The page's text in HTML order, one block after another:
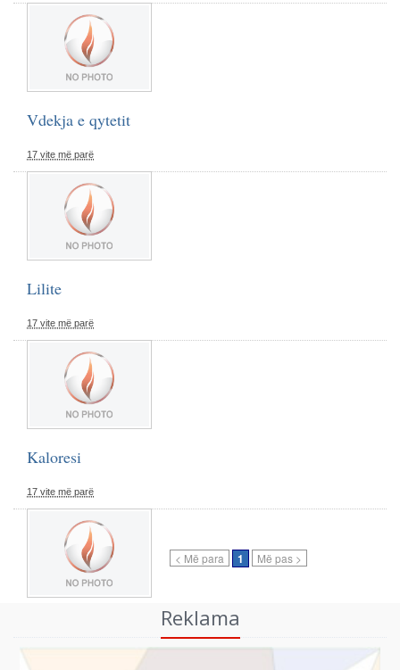
Vdekja e qytetit
17 vite më parë
Lilite
17 vite më parë
Kaloresi
17 vite më parë
< Më para 1 Më pas >
Reklama